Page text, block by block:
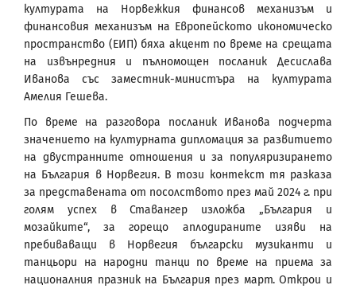
културата на Норвежкия финансов механизъм и
финансовия механизъм на Европейското икономическо
пространство (ЕИП) бяха акцент по време на срещата
на извънредния и пълномощен посланик Десислава
Иванова със заместник-министъра на културата
Амелия Гешева.
По време на разговора посланик Иванова подчерта
значението на културната дипломация за развитието
на двустранните отношения и за популяризирането
на България в Норвегия. В този контекст тя разказа
за представената от посолството през май 2024 г. при
голям успех в Ставангер изложба „България и
мозайките“, за горещо аплодираните изяви на
пребиваващи в Норвегия български музиканти и
танцьори на народни танци по време на приема за
националния празник на България през март. Открои и